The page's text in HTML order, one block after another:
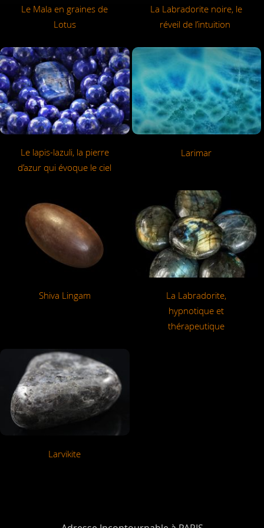
Le Mala en graines de
Lotus
La Labradorite noire, le
réveil de l’intuition
Le lapis-lazuli, la pierre
d’azur qui évoque le ciel
Larimar
Shiva Lingam
La Labradorite,
hypnotique et
thérapeutique
Larvikite